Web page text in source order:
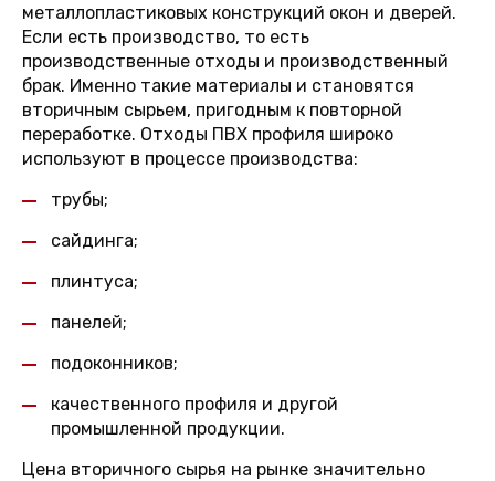
металлопластиковых конструкций окон и дверей.
Если есть производство, то есть
производственные отходы и производственный
брак. Именно такие материалы и становятся
вторичным сырьем, пригодным к повторной
переработке. Отходы ПВХ профиля широко
используют в процессе производства:
трубы;
сайдинга;
плинтуса;
панелей;
подоконников;
качественного профиля и другой
промышленной продукции.
Цена вторичного сырья на рынке значительно